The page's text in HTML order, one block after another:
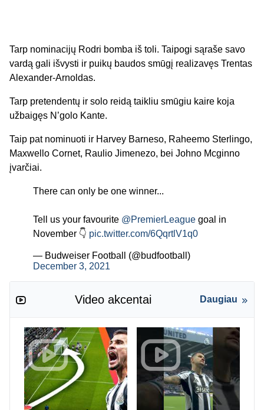
Tarp nominacijų Rodri bomba iš toli. Taipogi sąraše savo
vardą gali išvysti ir puikų baudos smūgį realizavęs Trentas
Alexander-Arnoldas.
Tarp pretendentų ir solo reidą taikliu smūgiu kaire koja
užbaigęs N’golo Kante.
Taip pat nominuoti ir Harvey Barneso, Raheemo Sterlingo,
Maxwello Cornet, Raulio Jimenezo, bei Johno Mcginno
įvarčiai.
There can only be one winner...
Tell us your favourite @PremierLeague goal in
November 👇 pic.twitter.com/6QqrtlV1q0
— Budweiser Football (@budfootball)
December 3, 2021
Video akcentai Daugiau